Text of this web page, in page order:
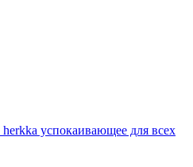
успокаивающее для всех